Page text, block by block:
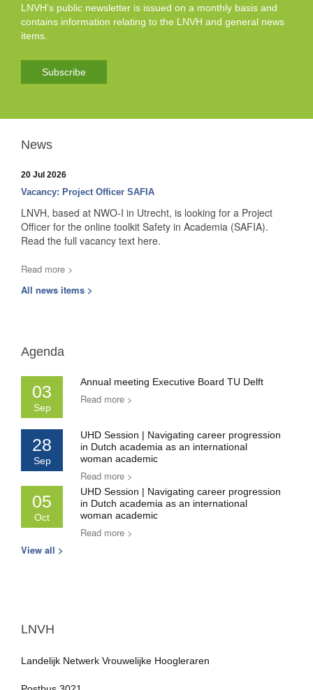
LNVH’s public newsletter is issued on a monthly basis and
contains information relating to the LNVH and general news
items.
Subscribe
News
20 Jul 2026
Vacancy: Project Officer SAFIA
LNVH, based at NWO-I in Utrecht, is looking for a Project
Officer for the online toolkit Safety in Academia (SAFIA).
Read the full vacancy text here.
Read more >
All news items >
Agenda
03
Sep
Annual meeting Executive Board TU Delft
Read more >
28
Sep
UHD Session | Navigating career progression
in Dutch academia as an international
woman academic
Read more >
05
Oct
UHD Session | Navigating career progression
in Dutch academia as an international
woman academic
Read more >
View all >
LNVH
Landelijk Netwerk Vrouwelijke Hoogleraren